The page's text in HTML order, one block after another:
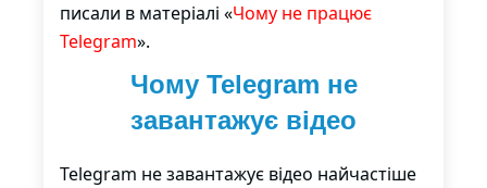
писали в матеріалі «Чому не працює
Telegram».
Чому Telegram не
завантажує відео
Telegram не завантажує відео найчастіше